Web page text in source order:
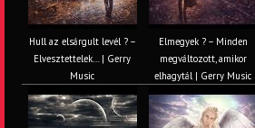
Hull az elsárgult levél ? –
Elvesztettelek… | Gerry
Music
Elmegyek ? – Minden
megváltozott, amikor
elhagytál | Gerry Music